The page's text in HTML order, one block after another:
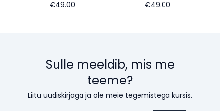
€49.00
€49.00
Sulle meeldib, mis me
teeme?
Liitu uudiskirjaga ja ole meie tegemistega kursis.